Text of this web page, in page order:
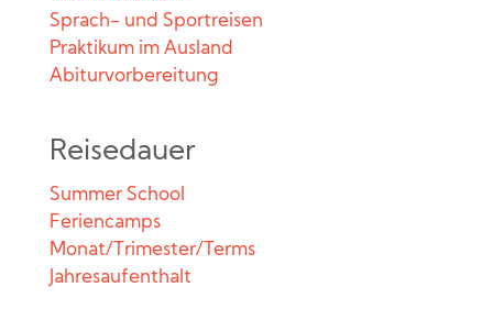
Sprach- und Sportreisen
Praktikum im Ausland
Abiturvorbereitung
Reisedauer
Summer School
Feriencamps
Monat/Trimester/Terms
Jahresaufenthalt